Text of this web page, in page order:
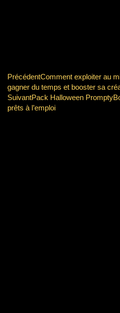
PrécédentComment exploiter au
gagner du temps et booster sa
SuivantPack Halloween
prêts à l’emploi